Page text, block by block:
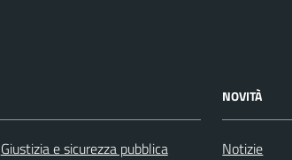
Giustizia e sicurezza pubblica
NOVITÀ
Notizie